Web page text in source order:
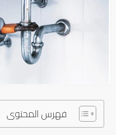
فهرس المحتوى